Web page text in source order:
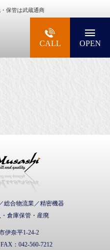
保管は武蔵通商
美術品・高級楽器の梱包・輸送
CALL OPEN
総合物流業／精密機器
倉庫保管・産廃
伊奈平1-24-2
FAX： 042-560-7212